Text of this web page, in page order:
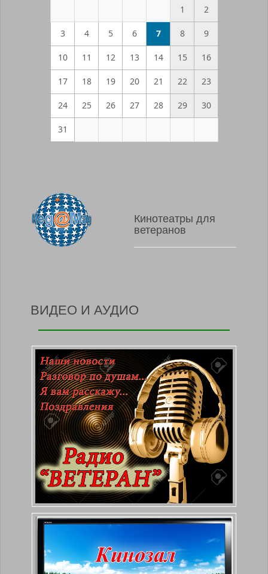
1
2
3 4 5 6 7 8 9
10 11 12 13 14 15 16
17 18 19 20 21 22 23
24 25 26 27 28 29 30
31
Кинотеатры для
ветеранов
ВИДЕО И АУДИО